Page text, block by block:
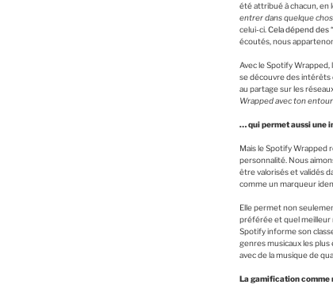
été attribué à chacun, en
entrer dans quelque
celui-ci. Cela dépend des
écoutés, nous
Avec le Spotify
se découvre des intérêts
au partage sur les
Wrapped avec ton
… qui permet aussi une
Mais le Spotify Wrapped
personnalité. Nous
être valorisés et validés
comme un marqueur
Elle permet non
préférée et quel meilleur
Spotify informe son
genres musicaux les
avec de la musique de
La gamification comme